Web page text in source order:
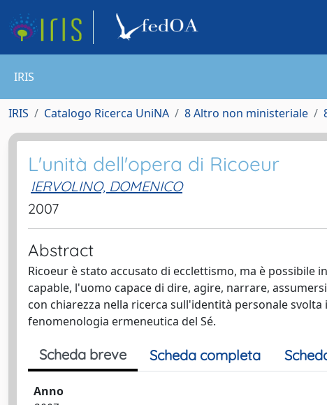
IRIS
IRIS Catalogo Ricerca UniNA 8 Altro non ministeriale
L'unità dell'opera di Ricoeur
IERVOLINO, DOMENICO
2007
Abstract
Ricoeur è stato accusato di ecclettismo, ma è
capable, l'uomo capace di dire, agire, narrare,
con chiarezza nella ricerca sull'identità personale
fenomenologia ermeneutica del Sé.
Scheda breve Scheda completa
Anno